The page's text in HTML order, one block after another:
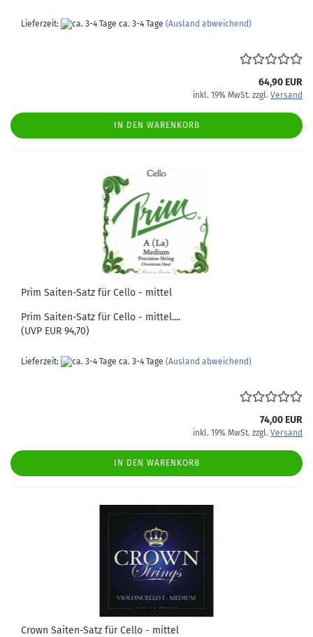
Lieferzeit: ca. 3-4 Tage (Ausland abweichend)
64,90 EUR
inkl. 19% MwSt. zzgl. Versand
IN DEN WARENKORB
Prim Saiten-Satz für Cello - mittel
Prim Saiten-Satz für Cello - mittel....
(UVP EUR 94,70)
Lieferzeit: ca. 3-4 Tage (Ausland abweichend)
74,00 EUR
inkl. 19% MwSt. zzgl. Versand
IN DEN WARENKORB
Crown Saiten-Satz für Cello - mittel